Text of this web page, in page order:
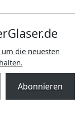
Abonnieren